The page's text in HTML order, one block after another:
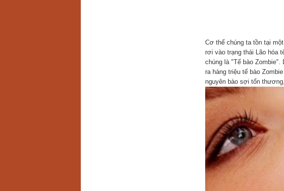
Cơ thể chúng ta tồn tại
rơi vào trạng thái Lão hóa
chúng là "Tế bào
ra hàng triệu tế bào
nguyên bào sợi tổn